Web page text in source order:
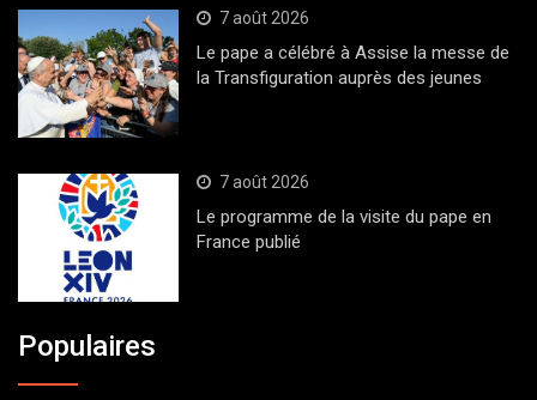
7 août 2026
Le pape a célébré à Assise la messe de
la Transfiguration auprès des jeunes
7 août 2026
Le programme de la visite du pape en
France publié
Populaires